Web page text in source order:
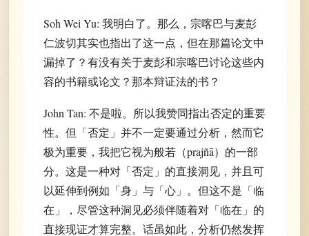
Soh Wei Yu: 我明白了。那么，宗喀巴与麦彭
仁波切其实也指出了这一点，但在那篇论文中
漏掉了？有没有关于麦彭和宗喀巴讨论这些内
容的书籍或论文？那本辩证法的书？
John Tan: 不是啦。所以我赞同指出否定的重要
性。但「否定」并不一定要通过分析，然而它
极为重要，我把它视为般若（prajñā）的一部
分。这是一种对「否定」的直接洞见，并且可
以延伸到例如「身」与「心」。但这不是「临
在」，尽管这种洞见必须伴随着对「临在」的
直接现证才算完整。话虽如此，分析仍然发挥